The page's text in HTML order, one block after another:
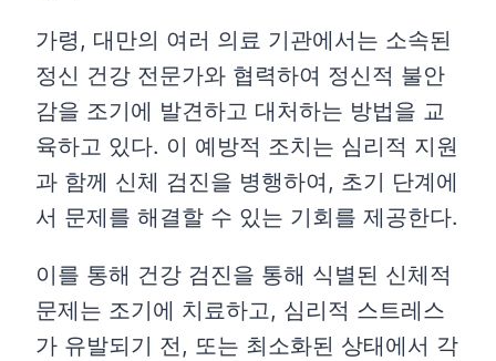
가령, 대만의 여러 의료 기관에서는 소속된
정신 건강 전문가와 협력하여 정신적 불안
감을 조기에 발견하고 대처하는 방법을 교
육하고 있다. 이 예방적 조치는 심리적 지원
과 함께 신체 검진을 병행하여, 초기 단계에
서 문제를 해결할 수 있는 기회를 제공한다.
이를 통해 건강 검진을 통해 식별된 신체적
문제는 조기에 치료하고, 심리적 스트레스
가 유발되기 전, 또는 최소화된 상태에서 각